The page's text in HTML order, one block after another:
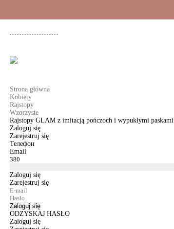
Strona główna
Kobiety
Rajstopy
Wzorzyste
Rajstopy GLAM z imitacją pończoch i wypukłymi paskami
Zaloguj się
Zarejestruj się
Телефон
Email
Zaloguj się
Zarejestruj się
Zaloguj się
ODZYSKAJ HASŁO
Zaloguj się